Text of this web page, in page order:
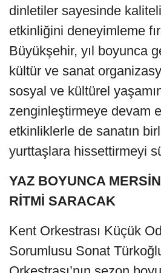
dinletiler sayesinde
etkinliğini deneyimleme
Büyükşehir, yıl boyunca
kültür ve sanat
sosyal ve kültürel
zenginleştirmeye devam
etkinliklerle de sanatın
yurttaşlara hissettirmeyi
YAZ BOYUNCA
RİTMİ SARACAK
Kent Orkestrası Küçük
Sorumlusu Sonat